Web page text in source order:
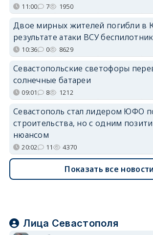
11:00 7 1950
Двое мирных жителей погибли в
результате атаки ВСУ
10:36 0 8629
Севастопольские светофоры
солнечные батареи
09:01 8 1212
Севастополь стал лидером ЮФО
строительства, но с одним
нюансом
20:02 11 4370
Показать все новости
Лица Севастополя